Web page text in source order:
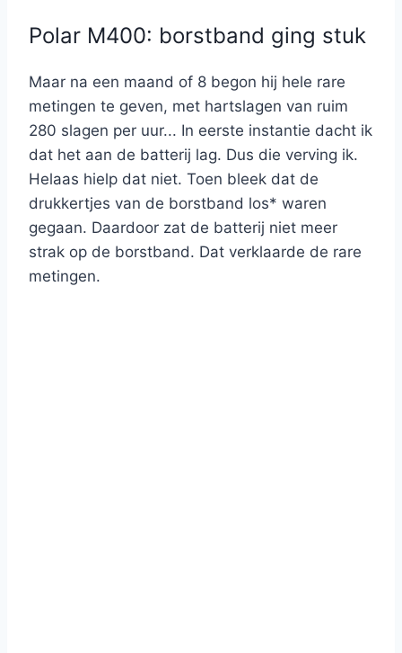
Polar M400: borstband ging stuk
Maar na een maand of 8 begon hij hele rare
metingen te geven, met hartslagen van ruim
280 slagen per uur... In eerste instantie dacht ik
dat het aan de batterij lag. Dus die verving ik.
Helaas hielp dat niet. Toen bleek dat de
drukkertjes van de borstband los* waren
gegaan. Daardoor zat de batterij niet meer
strak op de borstband. Dat verklaarde de rare
metingen.